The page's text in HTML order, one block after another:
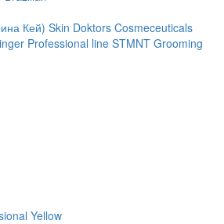
Кей) Skin Doktors Cosmeceuticals
Professional line STMNT Grooming
Yellow